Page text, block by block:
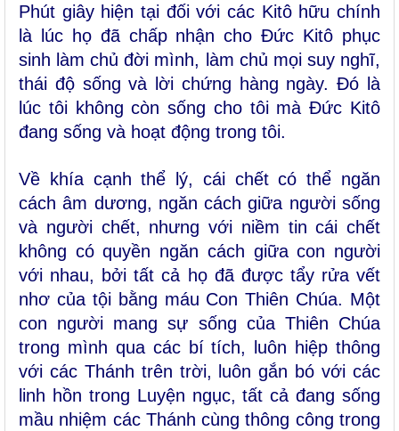
Phút giây hiện tại đối với các Kitô hữu chính
là lúc họ đã chấp nhận cho Đức Kitô phục
sinh làm chủ đời mình, làm chủ mọi suy nghĩ,
thái độ sống và lời chứng hàng ngày. Đó là
lúc tôi không còn sống cho tôi mà Đức Kitô
đang sống và hoạt động trong tôi.
Về khía cạnh thể lý, cái chết có thể ngăn
cách âm dương, ngăn cách giữa người sống
và người chết, nhưng với niềm tin cái chết
không có quyền ngăn cách giữa con người
với nhau, bởi tất cả họ đã được tẩy rửa vết
nhơ của tội bằng máu Con Thiên Chúa. Một
con người mang sự sống của Thiên Chúa
trong mình qua các bí tích, luôn hiệp thông
với các Thánh trên trời, luôn gắn bó với các
linh hồn trong Luyện ngục, tất cả đang sống
mầu nhiệm các Thánh cùng thông công trong